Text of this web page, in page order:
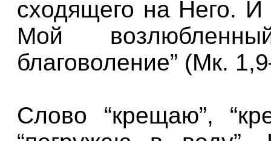
сходящего на Него.
Мой
благоволение” (Мк.
Слово “крещаю”,